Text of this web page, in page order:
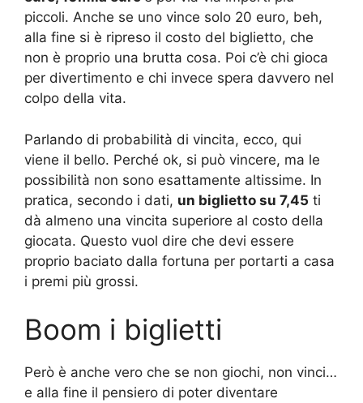
piccoli. Anche se uno vince solo 20 euro, beh,
alla fine si è ripreso il costo del biglietto, che
non è proprio una brutta cosa. Poi c’è chi gioca
per divertimento e chi invece spera davvero nel
colpo della vita.
Parlando di probabilità di vincita, ecco, qui
viene il bello. Perché ok, si può vincere, ma le
possibilità non sono esattamente altissime. In
pratica, secondo i dati, un biglietto su 7,45 ti
dà almeno una vincita superiore al costo della
giocata. Questo vuol dire che devi essere
proprio baciato dalla fortuna per portarti a casa
i premi più grossi.
Boom i biglietti
Però è anche vero che se non giochi, non vinci…
e alla fine il pensiero di poter diventare